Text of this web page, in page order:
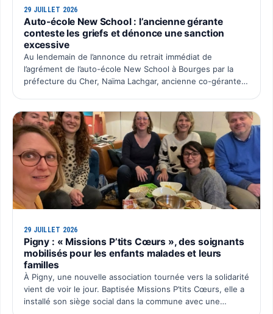
29 JUILLET 2026
Auto-école New School : l’ancienne gérante
conteste les griefs et dénonce une sanction
excessive
Au lendemain de l’annonce du retrait immédiat de
l’agrément de l’auto-école New School à Bourges par la
préfecture du Cher, Naïma Lachgar, ancienne co-gérante
29 JUILLET 2026
Pigny : « Missions P’tits Cœurs », des soignants
mobilisés pour les enfants malades et leurs
familles
À Pigny, une nouvelle association tournée vers la solidarité
vient de voir le jour. Baptisée Missions P’tits Cœurs, elle a
installé son siège social dans la commune avec une